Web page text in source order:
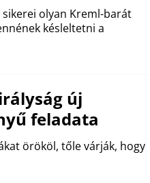
olyan Kreml-barát
késleltetni a
új
feladata
örököl, tőle várják, hogy